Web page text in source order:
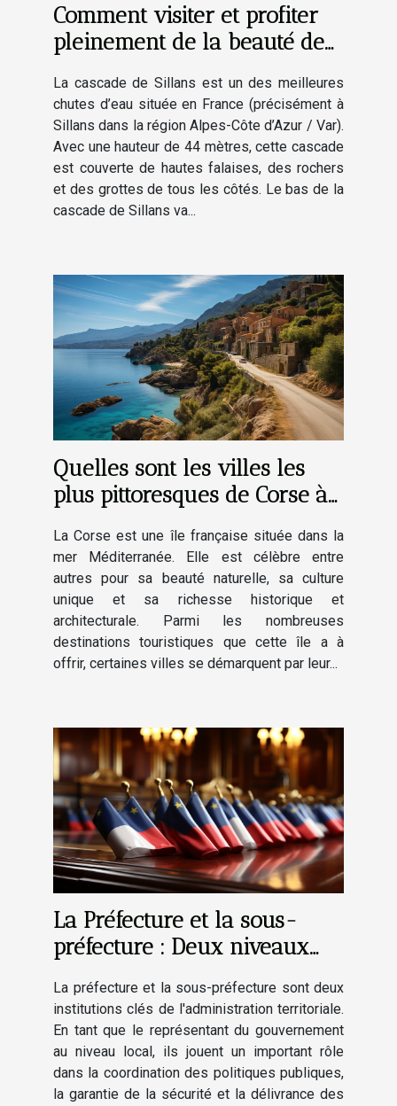
Comment visiter et profiter
pleinement de la beauté de
La cascade de Sillans est un des meilleures
chutes d’eau située en France (précisément à
Sillans dans la région Alpes-Côte d’Azur / Var).
Avec une hauteur de 44 mètres, cette cascade
est couverte de hautes falaises, des rochers
et des grottes de tous les côtés. Le bas de la
cascade de Sillans va...
Quelles sont les villes les
plus pittoresques de Corse à
La Corse est une île française située dans la
mer Méditerranée. Elle est célèbre entre
autres pour sa beauté naturelle, sa culture
unique et sa richesse historique et
architecturale. Parmi les nombreuses
destinations touristiques que cette île a à
offrir, certaines villes se démarquent par leur...
La Préfecture et la sous-
préfecture : Deux niveaux
des citoyens
La préfecture et la sous-préfecture sont deux
institutions clés de l'administration territoriale.
En tant que le représentant du gouvernement
au niveau local, ils jouent un important rôle
dans la coordination des politiques publiques,
la garantie de la sécurité et la délivrance des